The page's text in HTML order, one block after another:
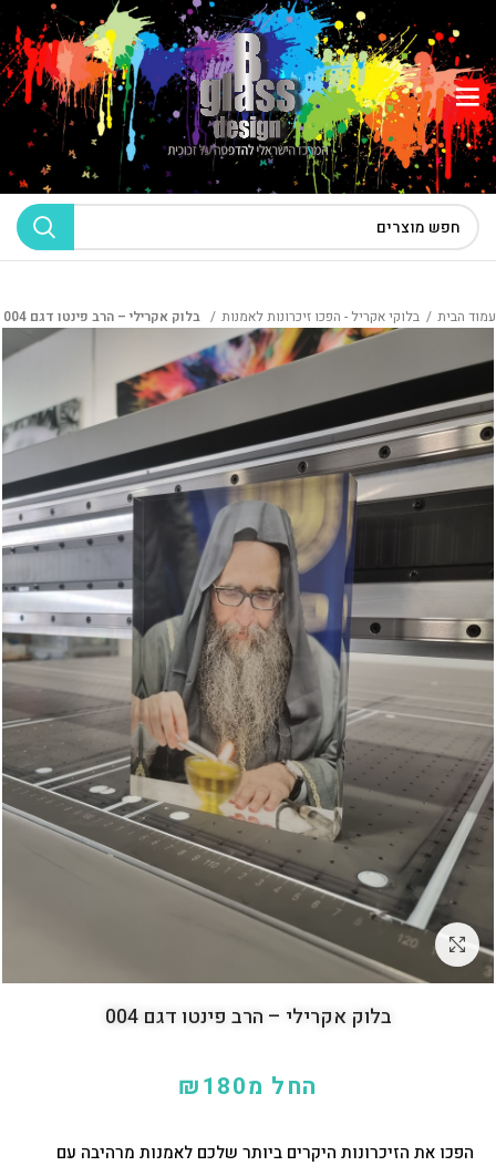
עמוד הבית בלוקי אקריל - הפכו זיכרונות לאמנות בלוק אקרילי – הרב פינטו דגם 004
לחץ להגדלה
בלוק אקרילי – הרב פינטו דגם 004
החל מ ₪180
הפכו את הזיכרונות היקרים ביותר שלכם לאמנות מרהיבה עם